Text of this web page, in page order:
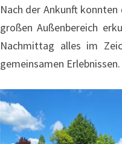
Nach der Ankunft
großen Außenbereich
Nachmittag alles im
gemeinsamen